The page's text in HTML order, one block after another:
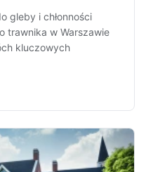
gleby i chłonności
trawnika w Warszawie
kluczowych